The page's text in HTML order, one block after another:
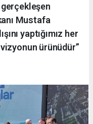
gerçekleşen
Mustafa
yaptığımız her
ürünüdür”